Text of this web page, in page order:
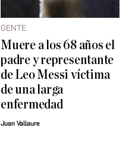
GENTE
Muere a los 68 años el
padre y representante
de Leo Messi víctima
de una larga
enfermedad
Juan Vallaure